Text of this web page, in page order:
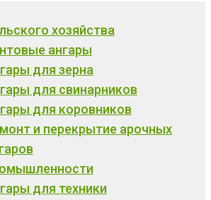
хозяйства
ангары
для зерна
для свинарников
для коровников
и перекрытие арочных
для техники